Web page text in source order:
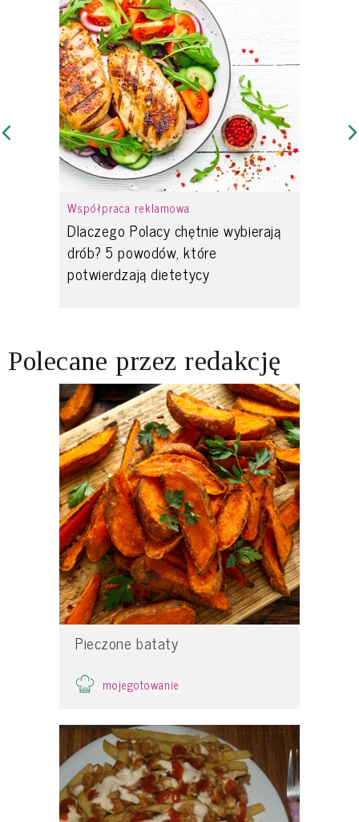
Współpraca reklamowa
Dlaczego Polacy chętnie wybierają
drób? 5 powodów, które
potwierdzają dietetycy
Polecane przez redakcję
Pieczone bataty
mojegotowanie